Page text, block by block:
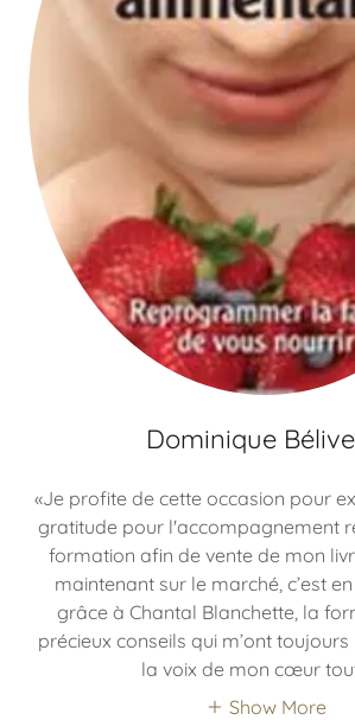
Dominique
«Je profite de cette occasion pour
gratitude pour l'accompagnement
formation afin de vente de mon
maintenant sur le marché, c’est
grâce à Chantal Blanchette, la
précieux conseils qui m’ont
la voix de mon cœur
Show More